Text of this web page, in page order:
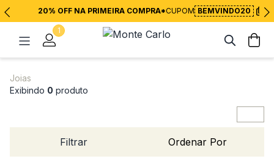
20% OFF NA PRIMEIRA COMPRA*CUPOM BEMVINDO20
1
Joias
Exibindo 0 produto
Filtrar Ordenar Por